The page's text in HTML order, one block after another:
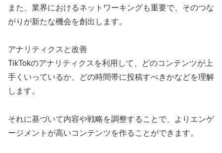
また、業界におけるネットワーキングも重要で、そのつな
がりが新たな機会を創出します。
アナリティクスと改善
TikTokのアナリティクスを利用して、どのコンテンツが上
手くいっているか、どの時間帯に投稿すべきかなどを理解
します。
それに基づいて内容や戦略を調整することで、よりエンゲ
ージメントが高いコンテンツを作ることができます。